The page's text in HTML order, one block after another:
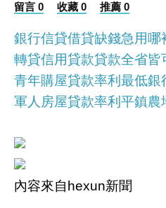
留言 0 收藏 0 推薦 0
銀行信貸借貸缺錢急用哪
轉貸信用貸款貸款全省皆
青年購屋貸款率利最低銀
軍人房屋貸款率利平鎮農
內容來自hexun新聞